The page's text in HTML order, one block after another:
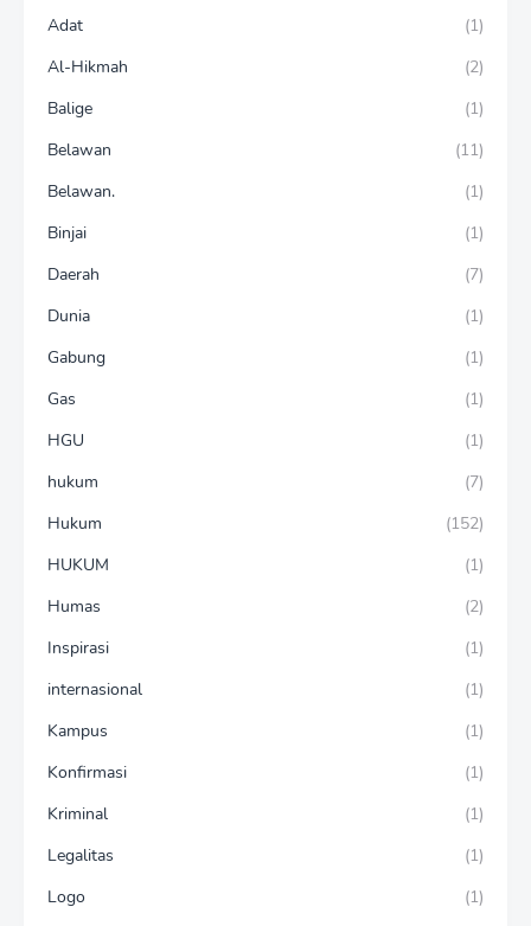
Adat
(1)
Al-Hikmah
(2)
Balige
(1)
Belawan
(11)
Belawan.
(1)
Binjai
(1)
Daerah
(7)
Dunia
(1)
Gabung
(1)
Gas
(1)
HGU
(1)
hukum
(7)
Hukum
(152)
HUKUM
(1)
Humas
(2)
Inspirasi
(1)
internasional
(1)
Kampus
(1)
Konfirmasi
(1)
Kriminal
(1)
Legalitas
(1)
Logo
(1)